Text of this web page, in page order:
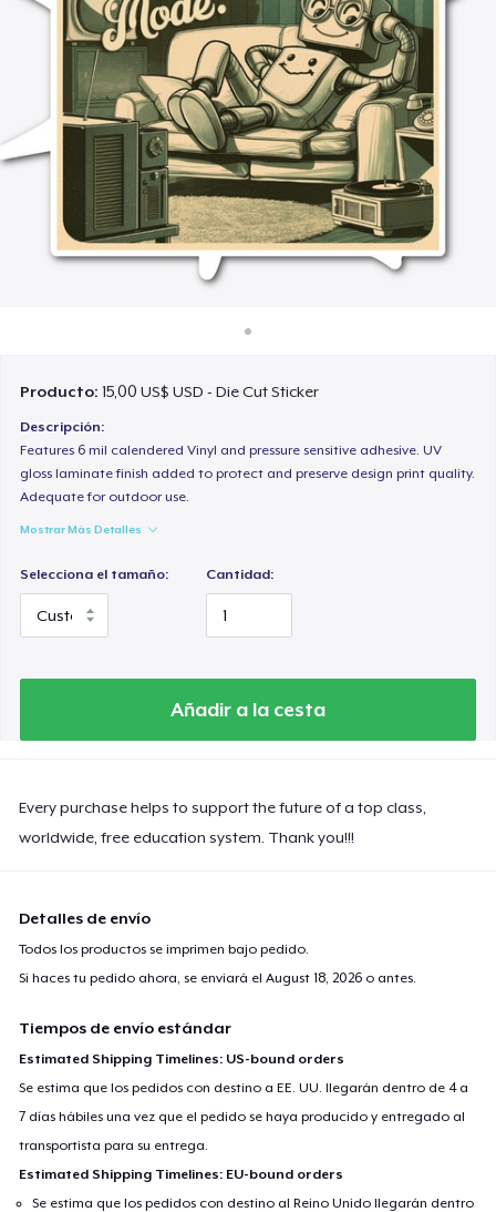
Venda en todas partes
Venda lo que sea
Producto:15,00 US$ USD - Die Cut Sticker
Descripción:
Features 6 mil calendered Vinyl and pressure sensitive adhesive. UV
gloss laminate finish added to protect and preserve design print quality.
Adequate for outdoor use.
Mostrar Más Detalles
Selecciona el tamaño: Cantidad:
Añadir a la cesta
Every purchase helps to support the future of a top class,
worldwide, free education system. Thank you!!!
Detalles de envío
Todos los productos se imprimen bajo pedido.
Si haces tu pedido ahora, se enviará elAugust 18, 2026 o antes.
Tiempos de envío estándar
Estimated Shipping Timelines: US-bound orders
Se estima que los pedidos con destino a EE. UU. llegarán dentro de 4 a
7 días hábiles una vez que el pedido se haya producido y entregado al
transportista para su entrega.
Estimated Shipping Timelines: EU-bound orders
Se estima que los pedidos con destino al Reino Unido llegarán dentro